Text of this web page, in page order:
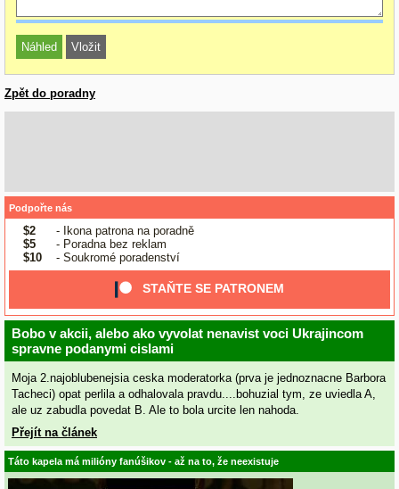
Zpět do poradny
Podpořte nás
$2
- Ikona patrona na poradně
$5
- Poradna bez reklam
$10
- Soukromé poradenství
STAŇTE SE PATRONEM
Bobo v akcii, alebo ako vyvolat nenavist voci Ukrajincom
spravne podanymi cislami
Moja 2.najoblubenejsia ceska moderatorka (prva je jednoznacne Barbora
Tacheci) opat perlila a odhalovala pravdu....bohuzial tym, ze uviedla A,
ale uz zabudla povedat B. Ale to bola urcite len nahoda.
Přejít na článek
Táto kapela má milióny fanúšikov - až na to, že neexistuje